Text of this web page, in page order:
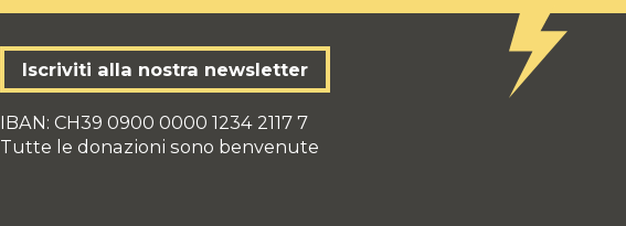
Iscriviti alla nostra newsletter
IBAN: CH39 0900 0000 1234 2117 7
Tutte le donazioni sono benvenute